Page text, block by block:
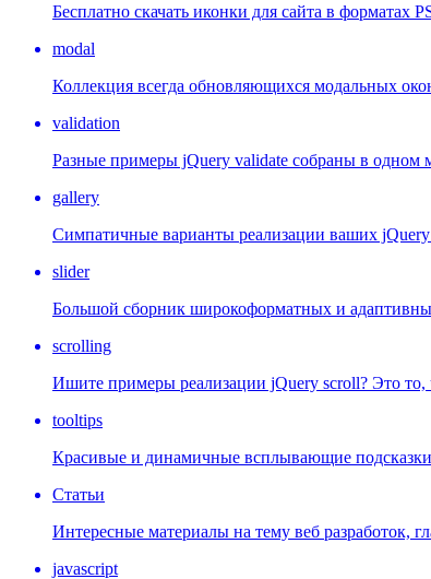
Бесплатно скачать иконки для сайта в форматах
modal
Коллекция всегда обновляющихся модальных
validation
Разные примеры jQuery validate собраны в одном
gallery
Симпатичные варианты реализации ваших jQuery
slider
Большой сборник широкоформатных и
scrolling
Ишите примеры реализации jQuery scroll? Это то,
tooltips
Красивые и динамичные всплывающие
Статьи
Интересные материалы на тему веб разработок,
javascript